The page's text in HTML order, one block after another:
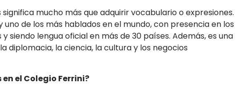
mucho más que adquirir vocabulario o expresiones.
uno de los más hablados en el mundo, con presencia en los
siendo lengua oficial en más de 30 países. Además, es una
diplomacia, la ciencia, la cultura y los negocios
el Colegio Ferrini?